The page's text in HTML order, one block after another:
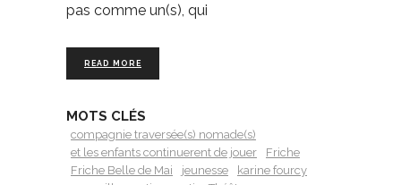
pas comme un(s), qui
READ MORE
MOTS CLÉS
compagnie traversée(s) nomade(s)
et les enfants continuerent de jouer
Friche
Friche Belle de Mai
jeunesse
karine fourcy